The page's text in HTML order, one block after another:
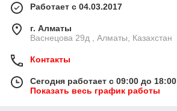
Работает с 04.03.2017
г. Алматы
Васнецова 29д , Алматы, Казахстан
Контакты
Сегодня работает с 09:00 до 18:00
Показать весь график работы